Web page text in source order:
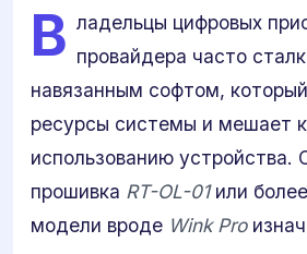
В ладельцы цифровых
провайдера часто
навязанным софтом,
ресурсы системы и мешает
использованию устройства.
прошивка RT-OL-01или
модели вроде Wink Pro